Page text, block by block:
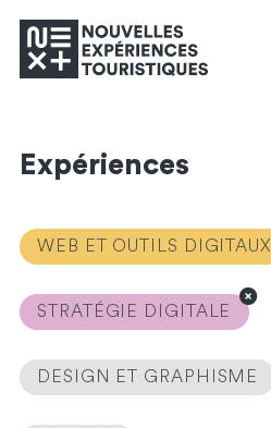
Expériences
WEB ET OUTILS DIGITAUX
STRATÉGIE DIGITALE
DESIGN ET GRAPHISME